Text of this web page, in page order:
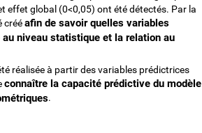
effet global (0<0,05) ont été détectés. Par la
crééafin de savoir quelles variables
niveau statistique et la relation au
réalisée à partir des variables prédictrices
connaître la capacité prédictive du modèle
.